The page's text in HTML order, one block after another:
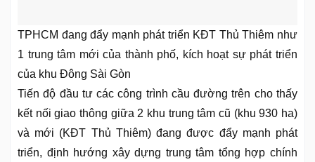
TPHCM đang đẩy mạnh phát triển KĐT Thủ Thiêm như
1 trung tâm mới của thành phố, kích hoạt sự phát triển
của khu Đông Sài Gòn
Tiến độ đầu tư các công trình cầu đường trên cho thấy
kết nối giao thông giữa 2 khu trung tâm cũ (khu 930 ha)
và mới (KĐT Thủ Thiêm) đang được đẩy mạnh phát
triển, định hướng xây dựng trung tâm tổng hợp chính